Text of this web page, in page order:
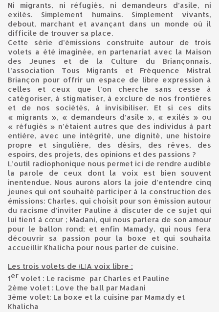
Ni migrants, ni réfugiés, ni demandeurs d’asile, ni
exilés. Simplement humains. Simplement vivants,
debout, marchant et avançant dans un monde où il
difficile de trouver sa place.
Cette série d’émissions construite autour de trois
volets a été imaginée, en partenariat avec la Maison
des Jeunes et de la Culture du Briançonnais,
l’association Tous Migrants et Fréquence Mistral
Briançon pour offrir un espace de libre expression à
celles et ceux que l’on cherche sans cesse à
catégoriser, à stigmatiser, à exclure de nos frontières
et de nos sociétés, à invisibiliser. Et si ces dits
« migrants », « demandeurs d’asile », « exilés » ou
« réfugiés » n’étaient autres que des individus à part
entière, avec une intégrité, une dignité, une histoire
propre et singulière, des désirs, des rêves, des
espoirs, des projets, des opinions et des passions ?
L’outil radiophonique nous permet ici de rendre audible
la parole de ceux dont la voix est bien souvent
inentendue. Nous aurons alors la joie d’entendre cinq
jeunes qui ont souhaité participer à la construction des
émissions: Charles, qui choisit pour son émission autour
du racisme d’inviter Pauline à discuter de ce sujet qui
lui tient à cœur ; Madani, qui nous parlera de son amour
pour le ballon rond; et enfin Mamady, qui nous fera
découvrir sa passion pour la boxe et qui souhaita
accueillir Khalicha pour nous parler de cuisine.
Les trois volets de (L)A voix libre :
1er volet : Le racisme par Charles et Pauline
2ème volet : Love the ball par Madani
3ème volet: La boxe et la cuisine par Mamady et
Khalicha